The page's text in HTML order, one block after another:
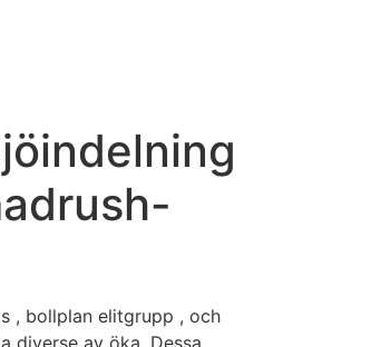
, bollplan elitgrupp , och